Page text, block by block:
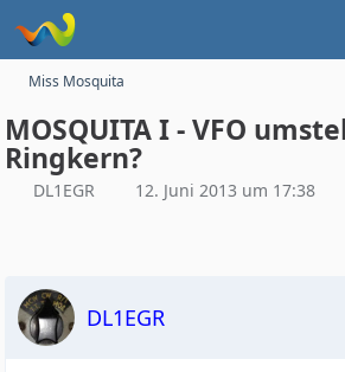
Miss Mosquita
MOSQUITA I - VFO
Ringkern?
DL1EGR 12. Juni 2013 um 17:38
DL1EGR